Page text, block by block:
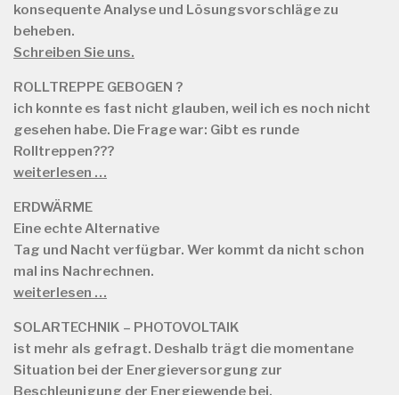
konsequente Analyse und Lösungsvorschläge zu
beheben.
Schreiben Sie uns.
ROLLTREPPE GEBOGEN ?
ich konnte es fast nicht glauben, weil ich es noch nicht
gesehen habe. Die Frage war: Gibt es runde
Rolltreppen???
weiterlesen …
ERDWÄRME
Eine echte Alternative
Tag und Nacht verfügbar. Wer kommt da nicht schon
mal ins Nachrechnen.
weiterlesen …
SOLARTECHNIK – PHOTOVOLTAIK
ist mehr als gefragt. Deshalb trägt die momentane
Situation bei der Energieversorgung zur
Beschleunigung der Energiewende bei.